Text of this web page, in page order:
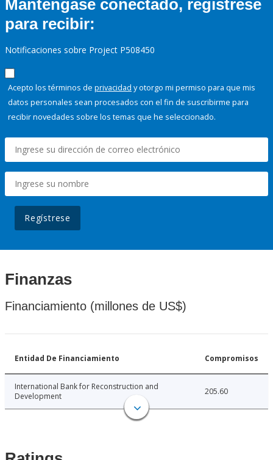
Manténgase conectado, regístrese
para recibir:
Notificaciones sobre Project P508450
Acepto los términos de privacidad y otorgo mi permiso para que mis
datos personales sean procesados con el fin de suscribirme para
recibir novedades sobre los temas que he seleccionado.
Regístrese
Finanzas
Financiamiento (millones de US$)
Entidad De Financiamiento Compromisos
International Bank for Reconstruction and
Development
205.60